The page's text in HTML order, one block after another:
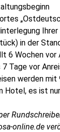
in der
6 Wochen vor
7 Tage vor
werden
Hotel, es ist
online.de